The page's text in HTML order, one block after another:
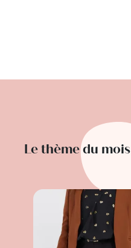
Le thème du mois